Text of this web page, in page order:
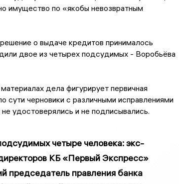
имущество по «якобы невозвратным
о выдаче кредитов принималось
двое из четырех подсудимых - Воробьёва
дела фигурирует первичная
сути черновики с различными исправлениями
удостоверялись и не подписывались.
четыре человека: экс-
КБ «Первый Экспресс»
председатель правления банка